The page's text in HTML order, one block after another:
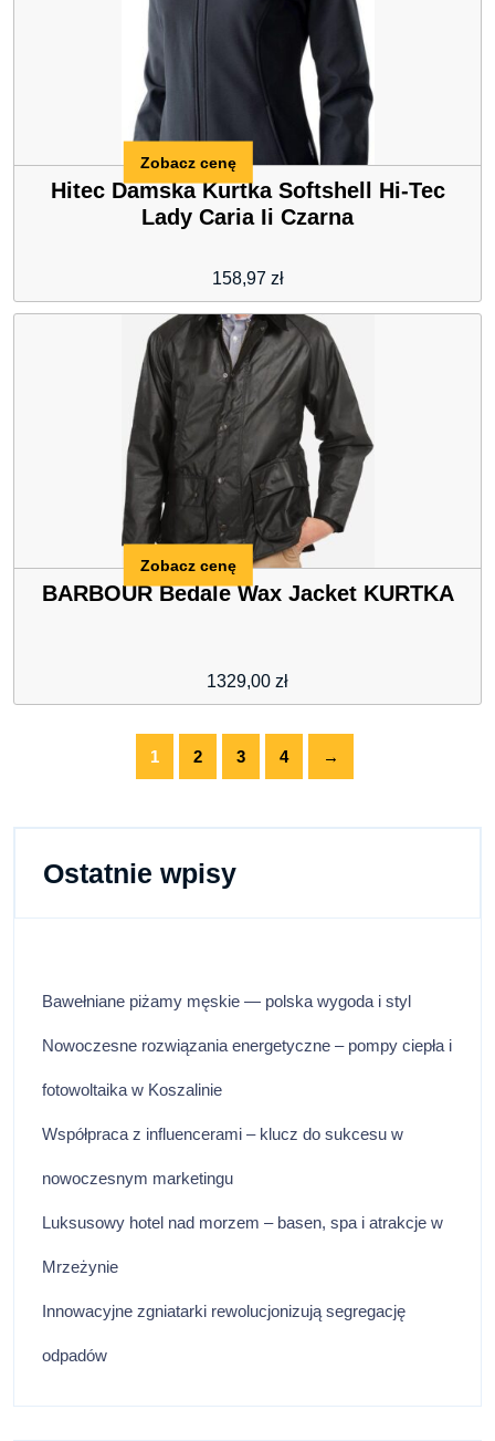
Hitec Damska Kurtka Softshell Hi-Tec
Lady Caria Ii Czarna
158,97 zł
Zobacz cenę
BARBOUR Bedale Wax Jacket KURTKA
1329,00 zł
Zobacz cenę
1 2 3 4 →
Ostatnie wpisy
Bawełniane piżamy męskie — polska wygoda i styl
Nowoczesne rozwiązania energetyczne – pompy ciepła i
fotowoltaika w Koszalinie
Współpraca z influencerami – klucz do sukcesu w
nowoczesnym marketingu
Luksusowy hotel nad morzem – basen, spa i atrakcje w
Mrzeżynie
Innowacyjne zgniatarki rewolucjonizują segregację
odpadów